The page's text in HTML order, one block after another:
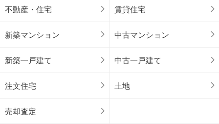
不動産・住宅 賃貸住宅
新築マンション 中古マンション
新築一戸建て 中古一戸建て
注文住宅 土地
売却査定